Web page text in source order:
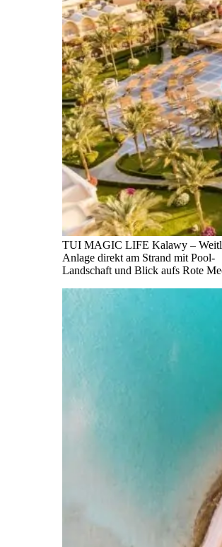
TUI MAGIC LIFE Kalawy –
Anlage direkt am Strand mit Pool-
Landschaft und Blick aufs Rote